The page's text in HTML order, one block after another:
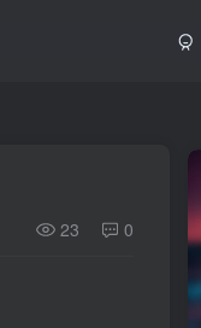
23 0